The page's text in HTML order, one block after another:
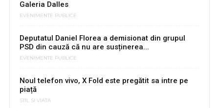
Galeria Dalles
EVENIMENTE PUBLICE
Deputatul Daniel Florea a demisionat din grupul
PSD din cauză că nu are susținerea...
EVENIMENTE PUBLICE
Noul telefon vivo, X Fold este pregătit sa intre pe
piață
STIL SI VIATA